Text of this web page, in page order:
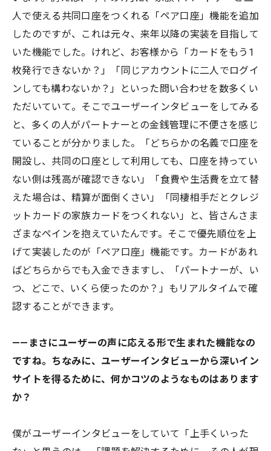
人で使える共同口座をつくれる「ペア口座」機能を追加
したのですが、これは元々、来年以降の実装を目指して
いた機能でした。けれど、お客様から「カードをもう1
枚発行できないか？」「同じアカウントに二人でログイ
ンしても構わないか？」といった問い合わせを数多くい
ただいていて。そこでユーザーインタビューをしてみる
と、多くの人がパートナーとの金銭管理に不便さを感じ
ていることが分かりました。「どちらかの名義で口座を
開設し、共同の口座として利用しても、口座を持ってい
ない側は残高が確認できない」「食費や生活費を立て替
えた場合は、精算が面倒くさい」「同棲相手だとクレジ
ットカードの家族カードをつくれない」と、皆さんさま
ざまなペインを抱えていたんです。そこで優先順位を上
げて実装したのが「ペア口座」機能です。カードがあれ
ばどちらからでも入金できますし、「パートナーが、い
つ、どこで、いくら使ったのか？」もリアルタイムで確
認することができます。
——まさにユーザーの声に応える形で生まれた機能なの
ですね。ちなみに、ユーザーインタビューから深いイン
サイトを得るために、何かコツのようなものはあります
か？
僕がユーザーインタビューをしていて「上手くいった